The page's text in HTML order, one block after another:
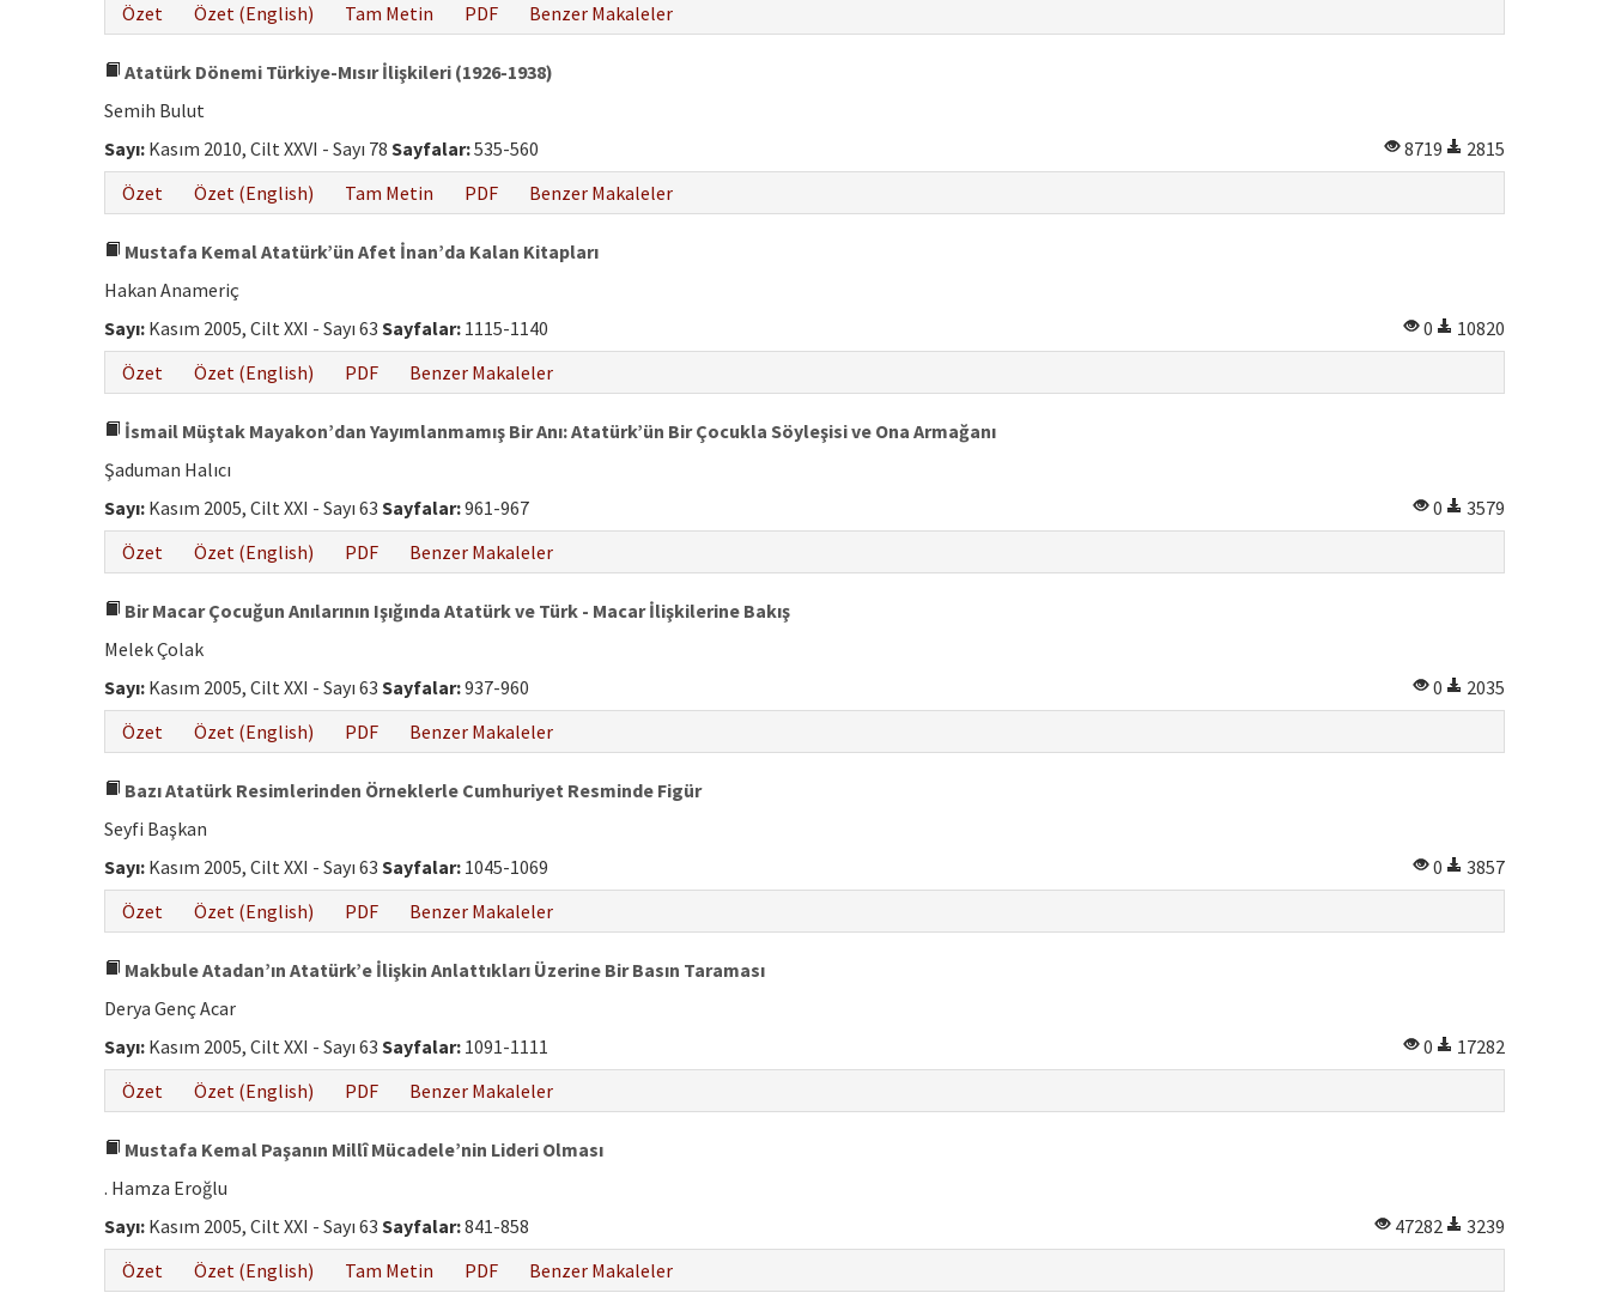
Özet
Özet (English) Tam Metin PDF Benzer Makaleler
Atatürk Dönemi Türkiye-Mısır İlişkileri (1926-1938)
Semih Bulut
Sayı: Kasım 2010, Cilt XXVI - Sayı 78 Sayfalar:535-560 8719
2815
Özet
Özet (English) Tam Metin PDF Benzer Makaleler
Mustafa Kemal Atatürk’ün Afet İnan’da Kalan Kitapları
Hakan Anameriç
Sayı: Kasım 2005, Cilt XXI - Sayı 63 Sayfalar: 1115-1140 0
10820
Özet
Özet (English) PDF Benzer Makaleler
İsmail Müştak Mayakon’dan Yayımlanmamış Bir Anı: Atatürk’ün Bir Çocukla Söyleşisi ve Ona Armağanı
Şaduman Halıcı
Sayı: Kasım 2005, Cilt XXI - Sayı 63 Sayfalar:961-967 0
3579
Özet
Özet (English) PDF Benzer Makaleler
Bir Macar Çocuğun Anılarının Işığında Atatürk ve Türk - Macar İlişkilerine Bakış
Melek Çolak
Sayı: Kasım 2005, Cilt XXI - Sayı 63 Sayfalar:937-960 0
2035
Özet
Özet (English) PDF Benzer Makaleler
Bazı Atatürk Resimlerinden Örneklerle Cumhuriyet Resminde Figür
Seyfi Başkan
Sayı: Kasım 2005, Cilt XXI - Sayı 63 Sayfalar: 1045-1069 0
3857
Özet
Özet (English) PDF Benzer Makaleler
Makbule Atadan’ın Atatürk’e İlişkin Anlattıkları Üzerine Bir Basın Taraması
Derya Genç Acar
Sayı: Kasım 2005, Cilt XXI - Sayı 63 Sayfalar: 1091-1111 0
17282
Özet
Özet (English) PDF Benzer Makaleler
Mustafa Kemal Paşanın Millî Mücadele’nin Lideri Olması
. Hamza Eroğlu
Sayı: Kasım 2005, Cilt XXI - Sayı 63 Sayfalar:841-858 47282
3239
Özet
Özet (English) Tam Metin PDF Benzer Makaleler